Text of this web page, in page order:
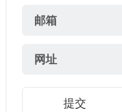
邮箱
网址
提交